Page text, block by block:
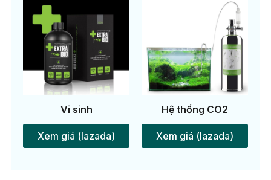
Vi sinh
Xem giá (lazada)
Hệ thống CO2
Xem giá (lazada)